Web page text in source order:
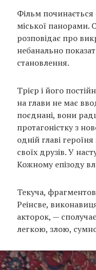
Фільм починається
міської панорами.
розповідає про
небанально
становлення.
Трієр і його
на глави не має
поєднані, вони
протагоністку з
одній главі
своїх друзів. У
Кожному епізоду
Текуча,
Реінсве,
акторок, —
легкою, злою,